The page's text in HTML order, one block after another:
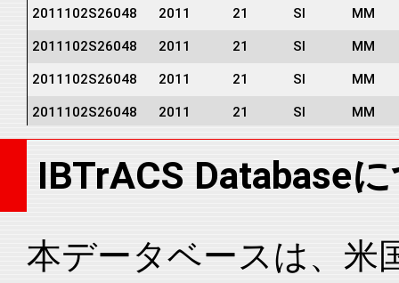
2011102S26048 2011 21 SI MM
2011102S26048 2011 21 SI MM
2011102S26048 2011 21 SI MM
2011102S26048 2011 21 SI MM
2011102S26048 2011 21 SI MM
2011102S26048 2011 21 SI MM
2011102S26048 2011 21 SI MM
2011102S26048 SI MM
IBTrACS Database
本データベースは、米